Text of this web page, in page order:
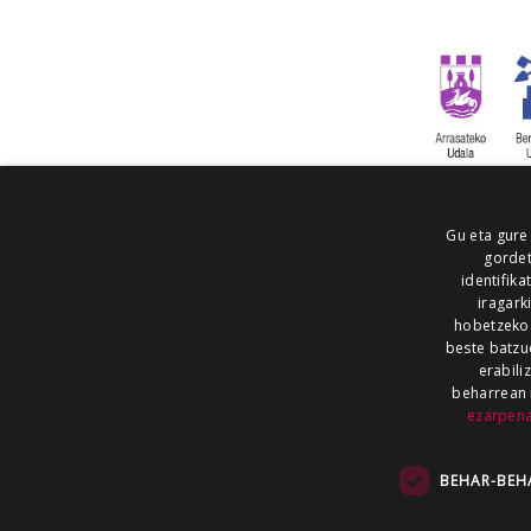
ALEA
NOAUA
Gu eta
hobetzeko.
beste
beharrean
BEHAR-